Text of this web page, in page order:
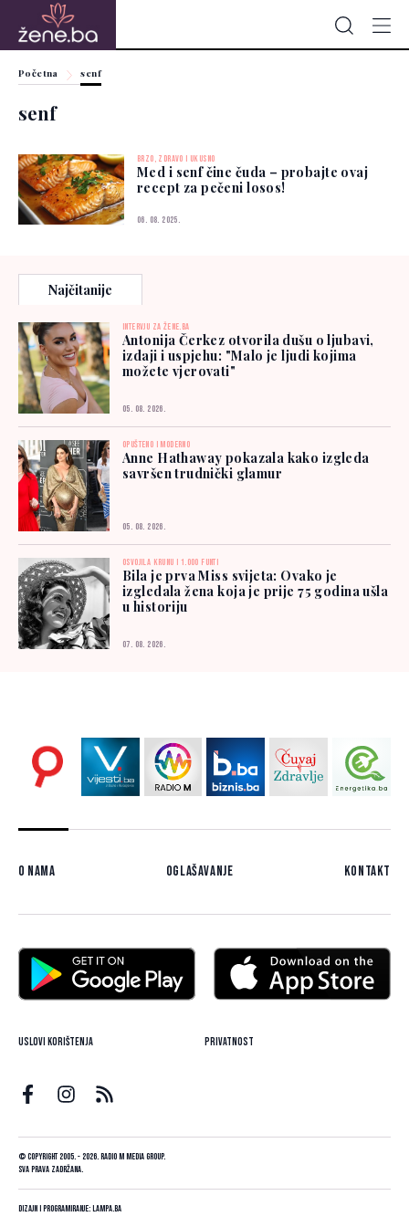
Početna senf
senf
BRZO, ZDRAVO I UKUSNO
Med i senf čine čuda – probajte ovaj
recept za pečeni losos!
06. 08. 2025.
Najčitanije
INTERVJU ZA ŽENE.BA
Antonija Čerkez otvorila dušu o ljubavi,
izdaji i uspjehu: "Malo je ljudi kojima
možete vjerovati"
05. 08. 2026.
OPUŠTENO I MODERNO
Anne Hathaway pokazala kako izgleda
savršen trudnički glamur
05. 08. 2026.
OSVOJILA KRUNU I 1.000 FUNTI
Bila je prva Miss svijeta: Ovako je
izgledala žena koja je prije 75 godina ušla
u historiju
07. 08. 2026.
O nama Oglašavanje Kontakt
Uslovi korištenja Privatnost
© Copyright 2005. - 2026. Radio M Media Group.
Sva prava zadržana.
Dizajn i programiranje:Lampa.ba